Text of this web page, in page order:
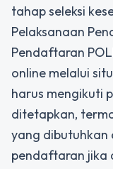
tahap seleksi
Pelaksanaan
Pendaftaran
online melalui
harus mengikuti
ditetapkan,
yang dibutuhkan
pendaftaran jika